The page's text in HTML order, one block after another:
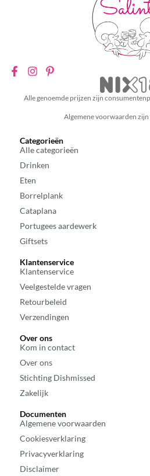
Alle genoemde prijzen zijn
Algemene voorwaarden zijn
Categorieën
Alle categorieën
Drinken
Eten
Borrelplank
Cataplana
Portugees aardewerk
Giftsets
Klantenservice
Klantenservice
Veelgestelde vragen
Retourbeleid
Verzendingen
Over ons
Kom in contact
Over ons
Stichting Dishmissed
Zakelijk
Documenten
Algemene voorwaarden
Cookiesverklaring
Privacyverklaring
Disclaimer